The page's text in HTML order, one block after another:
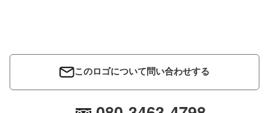
このロゴについて問い合わせする